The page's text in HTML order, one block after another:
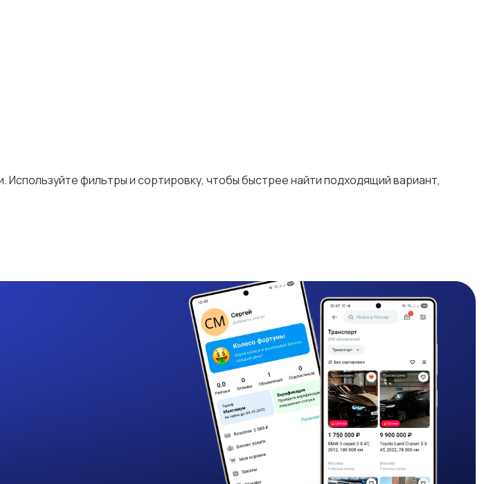
фильтры и сортировку, чтобы быстрее найти подходящий вариант,